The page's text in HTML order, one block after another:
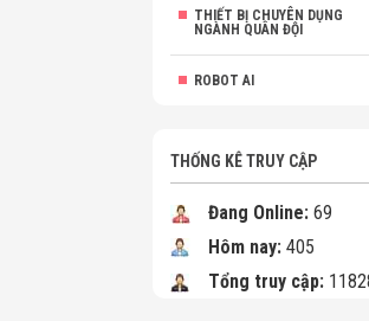
THIẾT BỊ CHUYÊN DỤNG
NGÀNH QUÂN ĐỘI
ROBOT AI
THỐNG KÊ TRUY CẬP
Đang Online: 69
Hôm nay: 405
Tổng truy cập: